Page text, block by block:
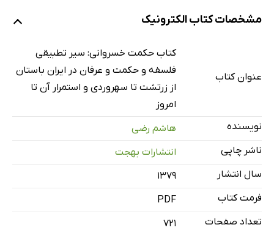
زرتشت پیامبر و حکیم
زندگی و اندیشه‌ی زرتشت
باورهای زروانی و مغان متقدم
آتش کنایه‌ی معرفت، شناخت و شهود
آتش به عنوان معبود در توجیه عرفانی و تصوف، آتش زرتشت
مغان یا موبدان زمان ساسانیان و اندر دفاع از ثنویت مطلق
نماد آتش و نور، آتشکده، نورخدا، خُراباد / خُرابات
مشخصات کتاب الکترونیک
عنوان کتاب
کتاب حکمت خسروانی: سیر تطبیقی
فلسفه و حکمت و عرفان در ایران باستان
از زرتشت تا سهروردی و استمرار آن تا
امروز
نویسنده
هاشم رضی
ناشر چاپی
انتشارات بهجت
سال انتشار
۱۳۷۹
فرمت کتاب
PDF
تعداد صفحات
721